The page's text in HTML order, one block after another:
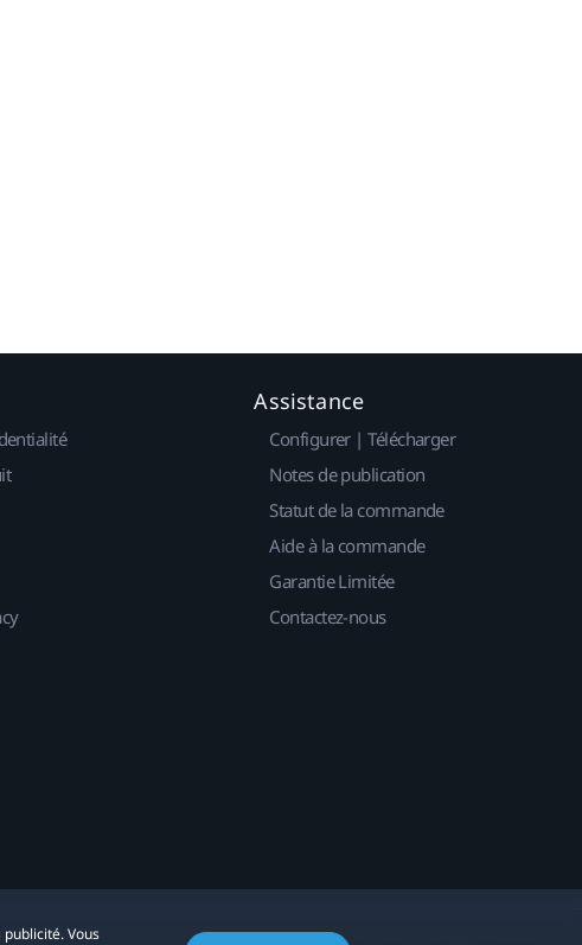
Vous
Assistance
Configurer | Télécharger
Notes de publication
Statut de la commande
Aide à la commande
Garantie Limitée
Contactez-nous